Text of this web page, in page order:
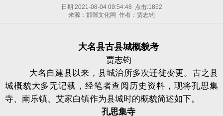
日期:2021-08-04 09:54:48 点击:1852
来源：邯郸文化网 作者：贾志钧
大名县古县城概貌考
贾志钧
大名自建县以来，县城治所多次迁徙变更。古之县
城概貌大多无记载，经笔者查阅历史资料，现将孔思集
寺、南乐镇、艾家白镇作为县城时的概貌简述如下。
孔思集寺